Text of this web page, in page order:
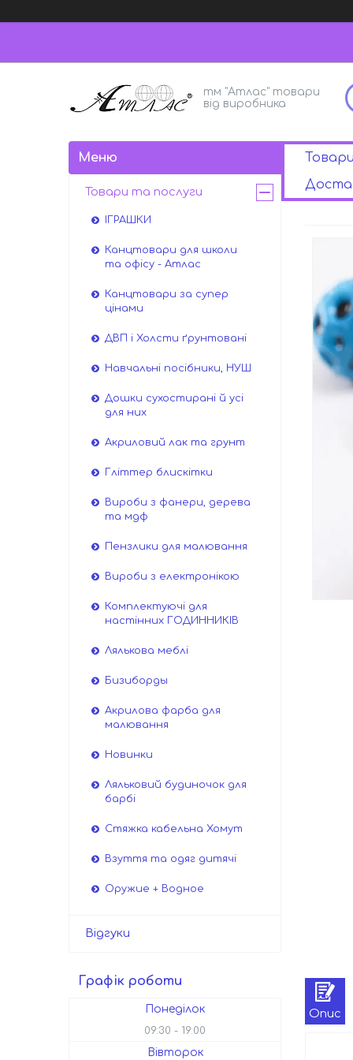
тм "Атлас" товари
від виробника
Опис
Товари та послуги
ІГРАШКИ
Канцтовари для школи
та офісу - Атлас
Канцтовари за супер
цінами
ДВП і Холсти ґрунтовані
Навчальні посібники, НУШ
Дошки сухостирані й усі
для них
Акриловий лак та грунт
Гліттер блискітки
Вироби з фанери, дерева
та мдф
Пензлики для малювання
Вироби з електронікою
Комплектуючі для
настінних ГОДИННИКІВ
Лялькова меблі
Бизиборды
Акрилова фарба для
малювання
Новинки
Ляльковий будиночок для
барбі
Стяжка кабельна Хомут
Взуття та одяг дитячі
Оружие + Водное
Відгуки
Графік роботи
Понеділок
09:30 19:00
Вівторок